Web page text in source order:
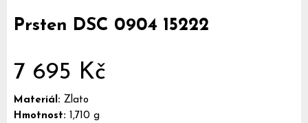
Prsten DSC 0904 15222
7 695 Kč
Materiál: Zlato
Hmotnost: 1,710 g